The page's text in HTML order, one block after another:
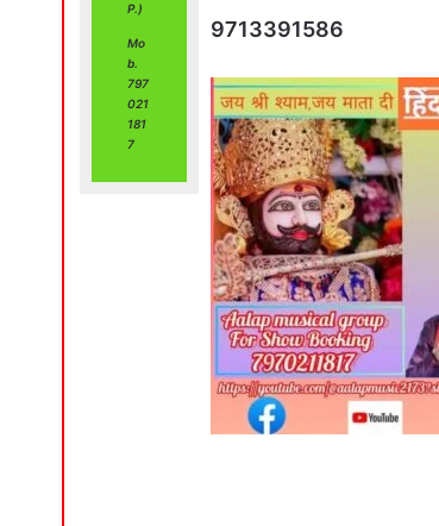
P.)
Mo
b.
797
021
181
7
9713391586